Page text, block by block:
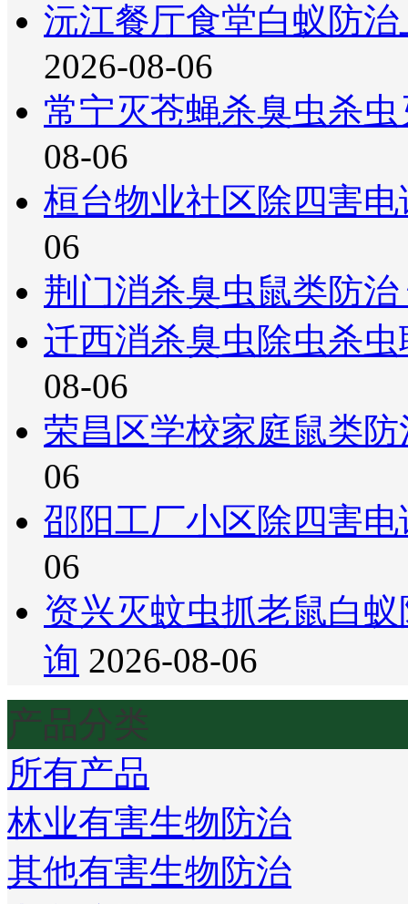
沅江餐厅食堂白蚁防
2026-08-06
常宁灭苍蝇杀臭虫杀
08-06
桓台物业社区除四害
06
荆门消杀臭虫鼠类防
迁西消杀臭虫除虫杀
08-06
荣昌区学校家庭鼠类
06
邵阳工厂小区除四害
06
资兴灭蚊虫抓老鼠白
询 2026-08-06
产品分类
所有产品
林业有害生物防治
其他有害生物防治